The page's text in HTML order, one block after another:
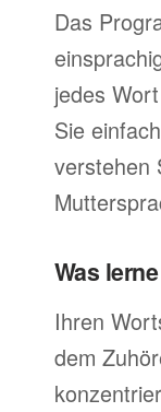
Das
jedes
Sie
verstehen
Was
Ihren
dem